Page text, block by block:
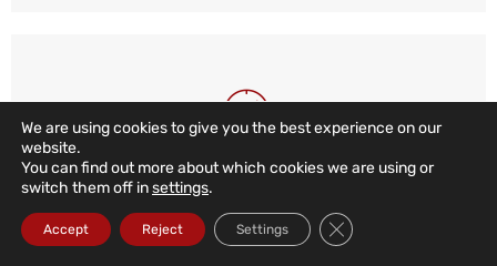
Suporte Informático 24/7 365
Monitorização e Alarmística 24 horas, 365 dias,
We are using cookies to give you the best experience on our
website.
You can find out more about which cookies we are using or
switch them off insettings.
Accept Reject Settings Close GDPR Cookie